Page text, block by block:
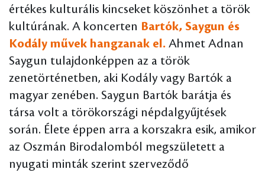
értékes kulturális kincseket köszönhet a török
kultúrának. A koncerten Bartók, Saygun és
Kodály művek hangzanak el. Ahmet Adnan
Saygun tulajdonképpen az a török
zenetörténetben, aki Kodály vagy Bartók a
magyar zenében. Saygun Bartók barátja és
társa volt a törökországi népdalgyűjtések
során. Élete éppen arra a korszakra esik, amikor
az Oszmán Birodalomból megszületett a
nyugati minták szerint szerveződő